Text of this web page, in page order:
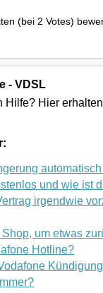
(bei 2 Votes)
- VDSL
Hier
und wie ist
irgendwie
um etwas
Hotline?